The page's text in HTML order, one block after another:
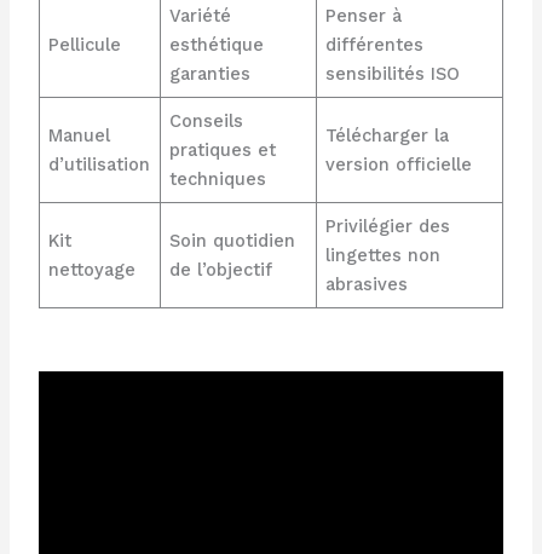
Pellicule
Variété
esthétique
garanties
Penser à
différentes
sensibilités ISO
Manuel
d’utilisation
Conseils
pratiques et
techniques
Télécharger la
version officielle
Kit
nettoyage
Soin quotidien
de l’objectif
Privilégier des
lingettes non
abrasives